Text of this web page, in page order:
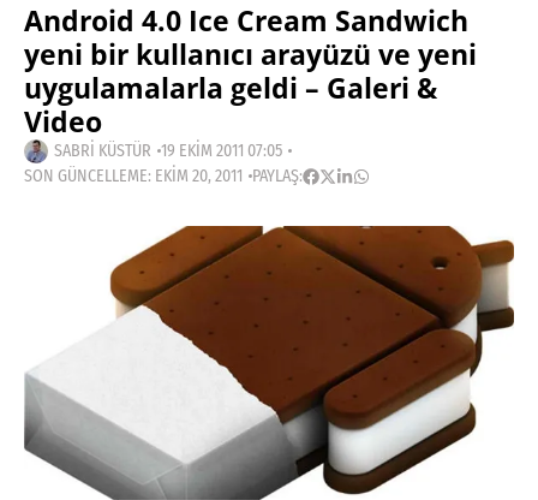
Android 4.0 Ice Cream Sandwich
yeni bir kullanıcı arayüzü ve yeni
uygulamalarla geldi – Galeri &
Video
SABRI KÜSTÜR 19 EKIM 2011 07:05
SON GÜNCELLEME: EKIM 20, 2011 PAYLAŞ: